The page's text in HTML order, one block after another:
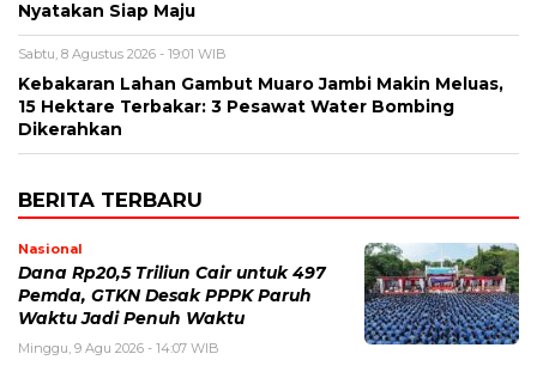
Nyatakan Siap Maju
Sabtu, 8 Agustus 2026 - 19:01 WIB
Kebakaran Lahan Gambut Muaro Jambi Makin Meluas,
15 Hektare Terbakar: 3 Pesawat Water Bombing
Dikerahkan
BERITA TERBARU
Nasional
Dana Rp20,5 Triliun Cair untuk 497
Pemda, GTKN Desak PPPK Paruh
Waktu Jadi Penuh Waktu
Minggu, 9 Agu 2026 - 14:07 WIB